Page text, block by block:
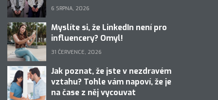
6 SRPNA, 2026
Myslíte si, že LinkedIn není pro
influencery? Omyl!
31 ČERVENCE, 2026
Jak poznat, že jste v nezdravém
vztahu? Tohle vám napoví, že je
na čase z něj vycouvat